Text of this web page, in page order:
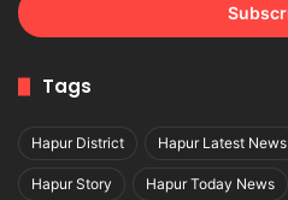
address
Tags
Hapur District Hapur Latest News
Hapur Story Hapur Today News